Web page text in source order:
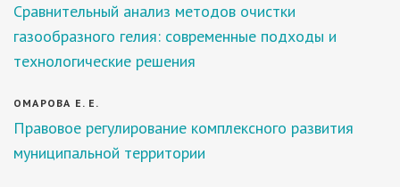
Сравнительный анализ методов очистки
газообразного гелия: современные подходы и
технологические решения
ОМАРОВА Е. Е.
Правовое регулирование комплексного развития
муниципальной территории